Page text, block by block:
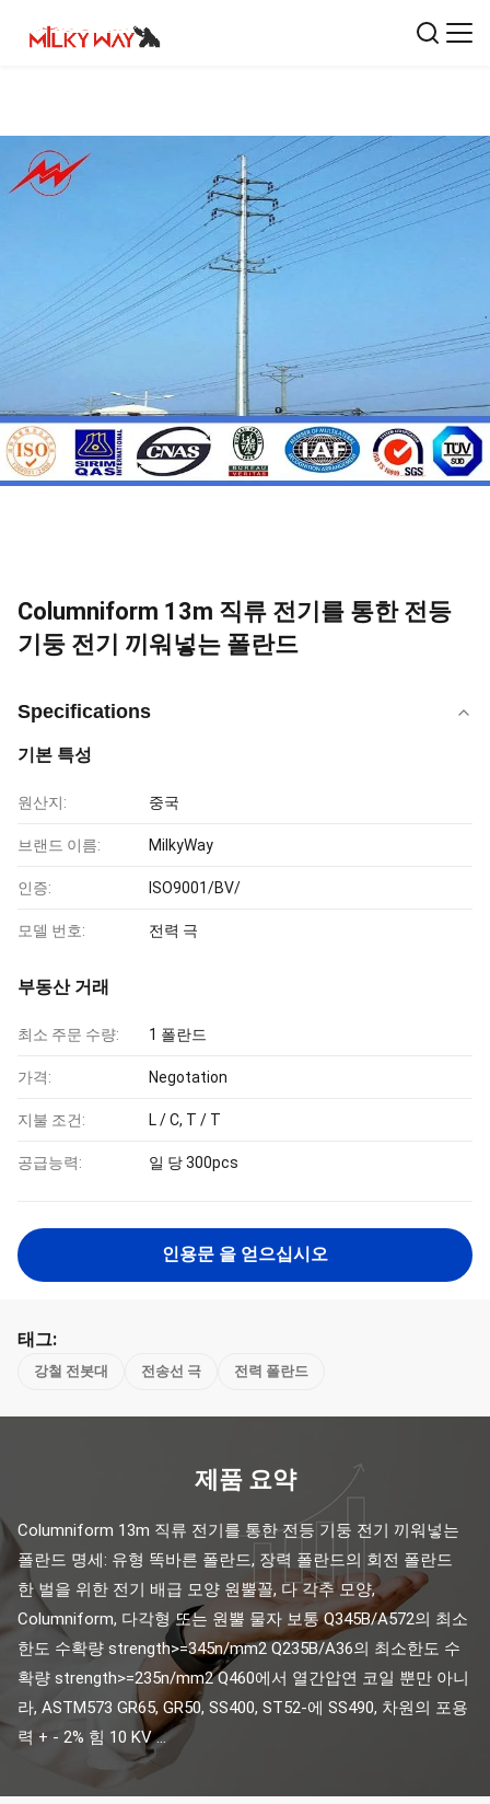
Columniform 13m 직류 전기를 통한 전등
기둥 전기 끼워넣는 폴란드
Specifications
기본 특성
원산지: 중국
브랜드 이름: MilkyWay
인증: ISO9001/BV/
모델 번호: 전력 극
부동산 거래
최소 주문 수량: 1 폴란드
가격: Negotation
지불 조건: L / C, T / T
공급능력: 일 당 300pcs
인용문 을 얻으십시오
태그:
강철 전봇대 전송선 극 전력 폴란드
제품 요약
Columniform 13m 직류 전기를 통한 전등 기둥 전기 끼워넣는
폴란드 명세: 유형 똑바른 폴란드, 장력 폴란드의 회전 폴란드
한 벌을 위한 전기 배급 모양 원뿔꼴, 다 각추 모양,
Columniform, 다각형 또는 원뿔 물자 보통 Q345B/A572의 최소
한도 수확량 strength>=345n/mm2 Q235B/A36의 최소한도 수
확량 strength>=235n/mm2 Q460에서 열간압연 코일 뿐만 아니
라, ASTM573 GR65, GR50, SS400, ST52-에 SS490, 차원의 포용
력 + - 2% 힘 10 KV ...